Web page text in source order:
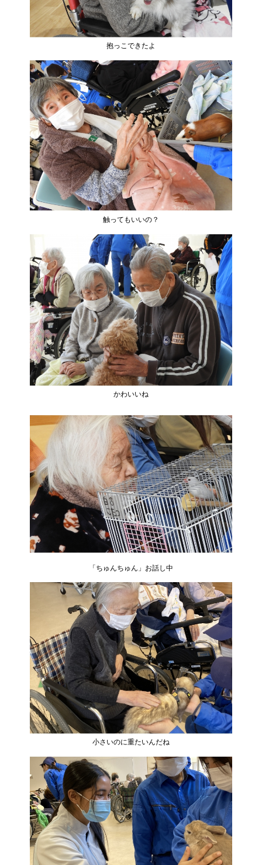
抱っこできたよ
触ってもいいの？
かわいいね
「ちゅんちゅん」お話し中
小さいのに重たいんだね